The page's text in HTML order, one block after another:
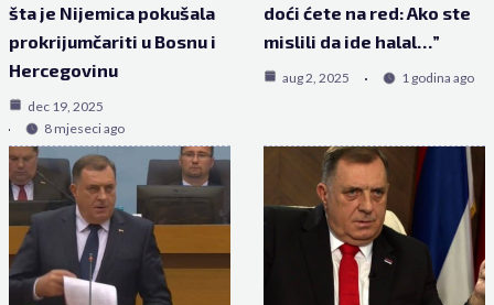
šta je Nijemica pokušala
prokrijumčariti u Bosnu i
Hercegovinu
dec 19, 2025
8 mjeseci ago
doći ćete na red: Ako ste
mislili da ide halal…”
aug 2, 2025 1 godina ago